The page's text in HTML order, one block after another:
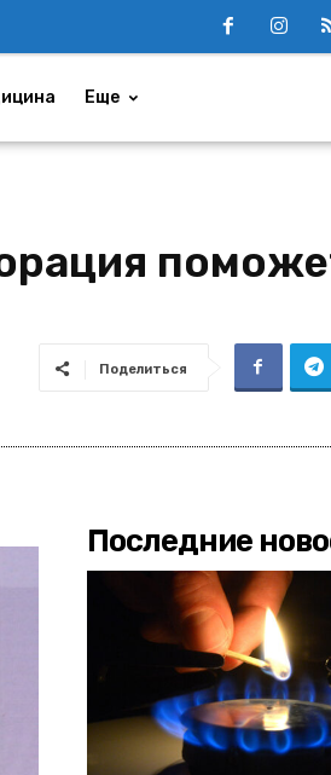
Еще
Поделиться
Последние